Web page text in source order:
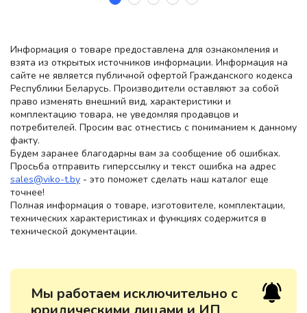
Информация о товаре предоставлена для ознакомления и
взята из открытых источников информации. Информация на
сайте не является публичной офертой Гражданского кодекса
Республики Беларусь. Производители оставляют за собой
право изменять внешний вид, характеристики и
комплектацию товара, не уведомляя продавцов и
потребителей. Просим вас отнестись с пониманием к данному
факту.
Будем заранее благодарны вам за сообщение об ошибках.
Просьба отправить гиперссылку и текст ошибка на адрес
sales@viko-t.by - это поможет сделать наш каталог еще
точнее!
Полная информация о товаре, изготовителе, комплектации,
технических характеристиках и функциях содержится в
технической документации.
Мы работаем исключительно с